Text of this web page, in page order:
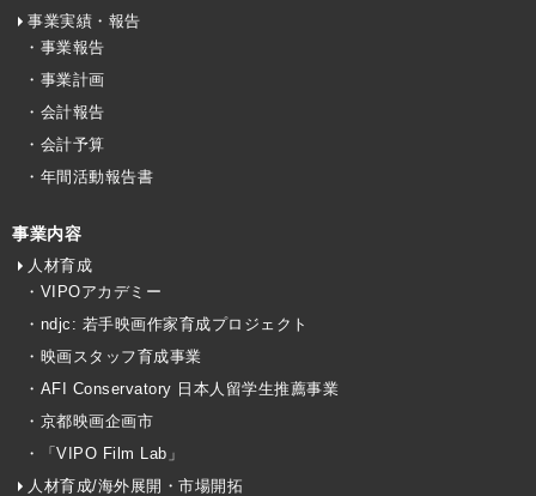
事業実績・報告
・事業報告
・事業計画
・会計報告
・会計予算
・年間活動報告書
事業内容
人材育成
・VIPOアカデミー
・ndjc: 若手映画作家育成プロジェクト
・映画スタッフ育成事業
・AFI Conservatory 日本人留学生推薦事業
・京都映画企画市
・「VIPO Film Lab」
人材育成/海外展開・市場開拓